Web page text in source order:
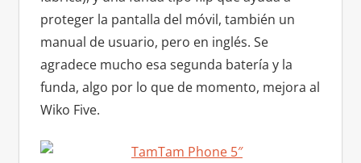
proteger la pantalla del móvil, también un
manual de usuario, pero en inglés. Se
agradece mucho esa segunda batería y la
funda, algo por lo que de momento, mejora al
Wiko Five.